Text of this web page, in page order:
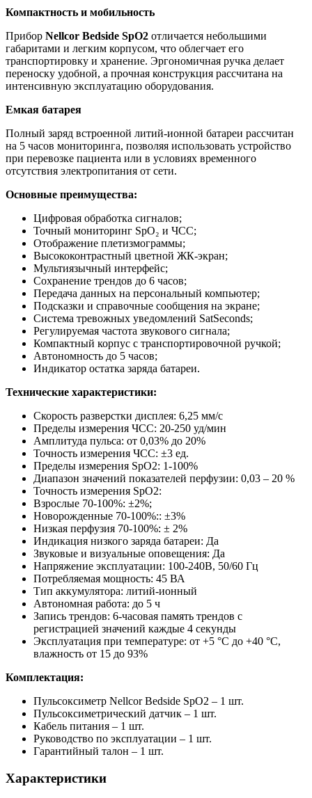
Компактность и мобильность
Прибор Nellcor Bedside SpO2 отличается небольшими
габаритами и легким корпусом, что облегчает его
транспортировку и хранение. Эргономичная ручка делает
переноску удобной, а прочная конструкция рассчитана на
интенсивную эксплуатацию оборудования.
Емкая батарея
Полный заряд встроенной литий-ионной батареи рассчитан
на 5 часов мониторинга, позволяя использовать устройство
при перевозке пациента или в условиях временного
отсутствия электропитания от сети.
Основные преимущества:
Цифровая обработка сигналов;
Точный мониторинг SpO₂ и ЧСС;
Отображение плетизмограммы;
Высококонтрастный цветной ЖК-экран;
Мультиязычный интерфейс;
Сохранение трендов до 6 часов;
Передача данных на персональный компьютер;
Подсказки и справочные сообщения на экране;
Система тревожных уведомлений SatSeconds;
Регулируемая частота звукового сигнала;
Компактный корпус с транспортировочной ручкой;
Автономность до 5 часов;
Индикатор остатка заряда батареи.
Технические характеристики:
Скорость разверстки дисплея: 6,25 мм/с
Пределы измерения ЧСС: 20-250 уд/мин
Амплитуда пульса: от 0,03% до 20%
Точность измерения ЧСС: ±3 ед.
Пределы измерения SpO2: 1-100%
Диапазон значений показателей перфузии: 0,03 – 20 %
Точность измерения SpO2:
Взрослые 70-100%: ±2%;
Новорожденные 70-100%:: ±3%
Низкая перфузия 70-100%: ± 2%
Индикация низкого заряда батареи: Да
Звуковые и визуальные оповещения: Да
Напряжение эксплуатации: 100-240В, 50/60 Гц
Потребляемая мощность: 45 ВА
Тип аккумулятора: литий-ионный
Автономная работа: до 5 ч
Запись трендов: 6-часовая память трендов с
регистрацией значений каждые 4 секунды
Эксплуатация при температуре: от +5 °C до +40 °C,
влажность от 15 до 93%
Комплектация:
Пульсоксиметр Nellcor Bedside SpO2 – 1 шт.
Пульсоксиметрический датчик – 1 шт.
Кабель питания – 1 шт.
Руководство по эксплуатации – 1 шт.
Гарантийный талон – 1 шт.
Характеристики